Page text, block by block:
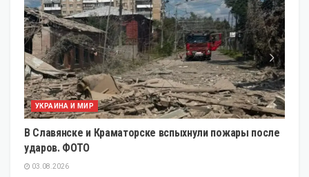
УКРАИНА И МИР
В Славянске и Краматорске вспыхнули пожары после
ударов. ФОТО
03.08.2026